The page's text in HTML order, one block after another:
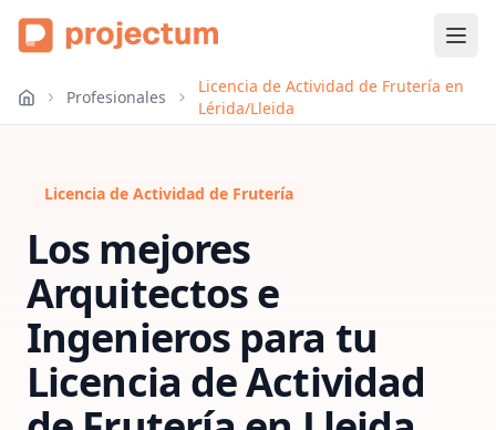
Profesionales
Licencia de Actividad de Frutería en
Lérida/Lleida
Licencia de Actividad de Frutería
Los mejores
Arquitectos e
Ingenieros para tu
Licencia de Actividad